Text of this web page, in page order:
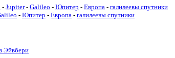
- Jupiter- Galileo - Юпитер - Европа - галилеевы спутники
- Юпитер - Европа - галилеевы спутники
Эйвбери